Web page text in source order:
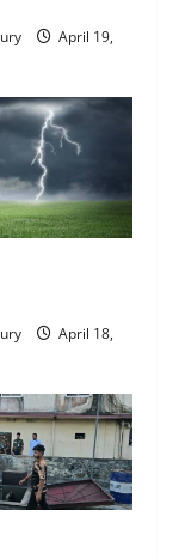
April 19,
April 18,